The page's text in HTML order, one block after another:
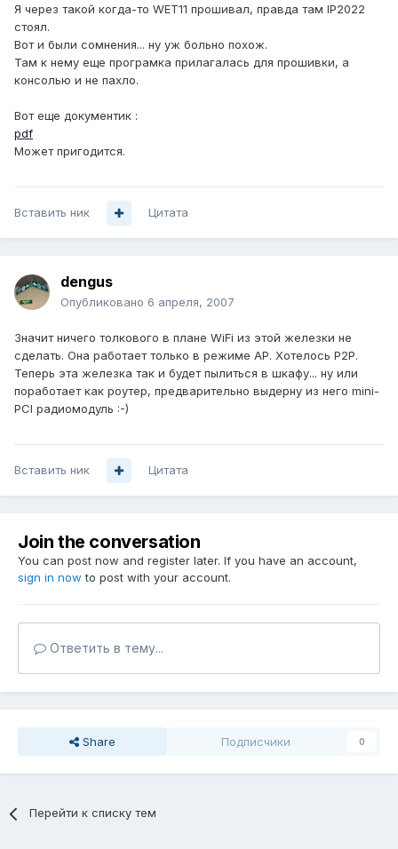
Я через такой когда-то WET11 прошивал, правда там IP2022
стоял.
Вот и были сомнения... ну уж больно похож.
Там к нему еще програмка прилагалась для прошивки, а
консолью и не пахло.
Вот еще документик :
pdf
Может пригодится.
Вставить ник Цитата
dengus
Опубликовано 6 апреля, 2007
Значит ничего толкового в плане WiFi из этой железки не
сделать. Она работает только в режиме AP. Хотелось P2P.
Теперь эта железка так и будет пылиться в шкафу... ну или
поработает как роутер, предварительно выдерну из него mini-
PCI радиомодуль :-)
Вставить ник Цитата
Join the conversation
You can post now and register later. If you have an account,
sign in now to post with your account.
Ответить в тему...
Share Подписчики 0
Перейти к списку тем